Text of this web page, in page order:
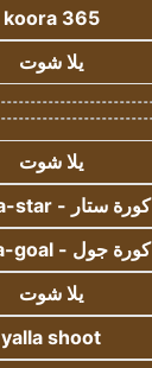
koora 365
يلا شوت
يلا شوت
كورة ستار - koora-star
كورة جول - koora-goal
يلا شوت
yalla shoot